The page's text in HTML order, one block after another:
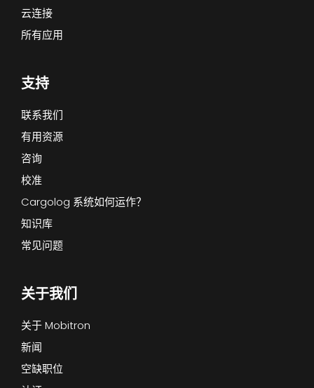
云连接
所有应用
支持
联系我们
有用资源
咨询
校准
Cargolog 系统如何运作？
知识库
常见问题
关于我们
关于 Mobitron
新闻
空缺职位